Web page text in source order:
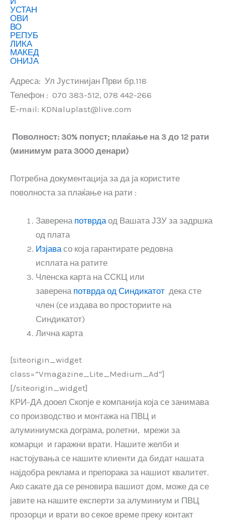
Адреса: Ул Јустинијан Први бр.118
Телефон : 070 383-512, 078 442-266
Е-mail: KDNaluplast@live.com
Поволност: 30% попуст; плаќање на 3 до 12 рати
(минимум рата 3000 денари)
Потребна документација за да ја користите
поволноста за плаќање на рати :
Заверена потврда од Вашата ЈЗУ за задршка
од плата
Изјава со која гарантирате редовна
исплата на ратите
Членска карта на ССКЦ или
заверена потврда од Синдикатот дека сте
член (се издава во просториите на
Синдикатот)
Лична карта
[siteorigin_widget
class=”Vmagazine_Lite_Medium_Ad”]
[/siteorigin_widget]
КРИ-ДА дооел Скопје е компанија која се занимава
со производство и монтажа на ПВЦ и
алуминиумска дограма, ролетни, мрежи за
комарци и гаражни врати. Нашите желби и
настојувања се нашите клиенти да бидат нашата
најдобра реклама и препорака за нашиот квалитет.
Ако сакате да се реновира вашиот дом, може да се
јавите на нашите експерти за алуминиум и ПВЦ
прозорци и врати во секое време преку контакт